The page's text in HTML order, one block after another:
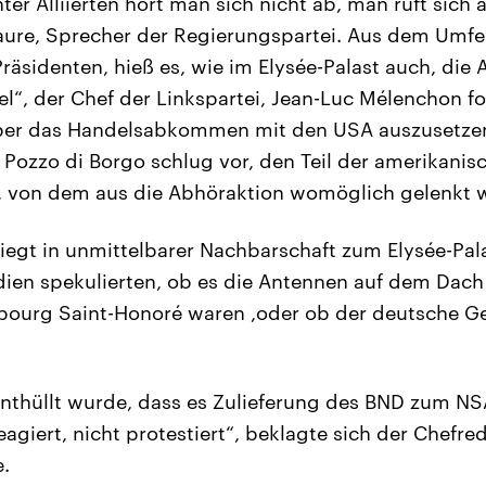
Sprecher der Regierungspartei. Aus dem
hieß es, wie im Elysée-Palast auch, die
der Chef der Linkspartei, Jean-Luc Mélenchon
das Handelsabkommen mit den USA
di Borgo schlug vor, den Teil der
von dem aus die Abhöraktion womöglich gelenkt
in unmittelbarer Nachbarschaft zum Elysée-
spekulierten, ob es die Antennen auf dem
Saint-Honoré waren ,oder ob der deutsche
wurde, dass es Zulieferung des BND zum
nicht protestiert“, beklagte sich der